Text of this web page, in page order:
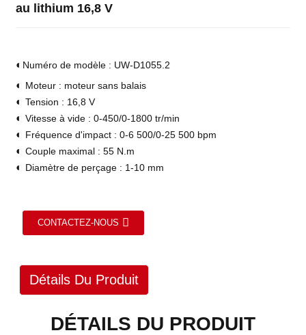
au lithium 16,8 V
◐ Numéro de modèle : UW-D1055.2
◐ Moteur : moteur sans balais
◐ Tension : 16,8 V
◐ Vitesse à vide : 0-450/0-1800 tr/min
◐ Fréquence d'impact : 0-6 500/0-25 500 bpm
◐ Couple maximal : 55 N.m
◐ Diamètre de perçage : 1-10 mm
CONTACTEZ-NOUS
Détails Du Produit
DÉTAILS DU PRODUIT